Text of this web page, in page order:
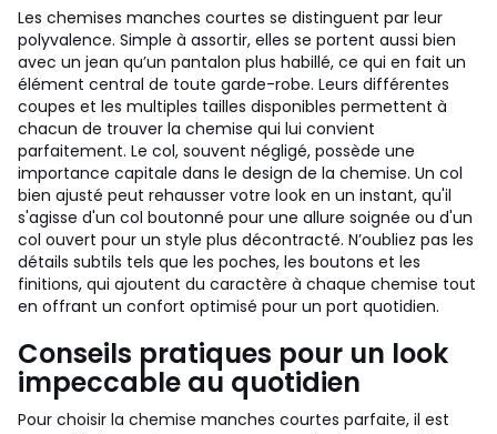
Les chemises manches courtes se distinguent par leur
polyvalence. Simple à assortir, elles se portent aussi bien
avec un jean qu’un pantalon plus habillé, ce qui en fait un
élément central de toute garde-robe. Leurs différentes
coupes et les multiples tailles disponibles permettent à
chacun de trouver la chemise qui lui convient
parfaitement. Le col, souvent négligé, possède une
importance capitale dans le design de la chemise. Un col
bien ajusté peut rehausser votre look en un instant, qu'il
s'agisse d'un col boutonné pour une allure soignée ou d'un
col ouvert pour un style plus décontracté. N’oubliez pas les
détails subtils tels que les poches, les boutons et les
finitions, qui ajoutent du caractère à chaque chemise tout
en offrant un confort optimisé pour un port quotidien.
Conseils pratiques pour un look
impeccable au quotidien
Pour choisir la chemise manches courtes parfaite, il est